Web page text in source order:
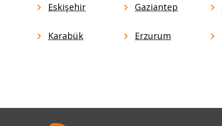
Eskişehir Gaziantep
Karabük Erzurum